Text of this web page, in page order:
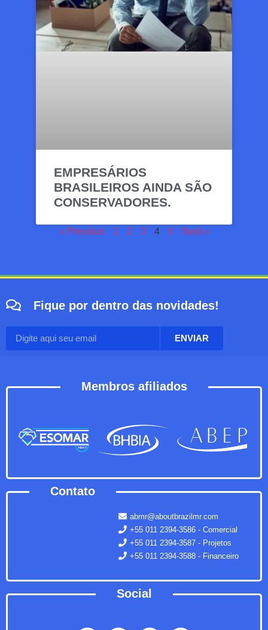
EMPRESÁRIOS
BRASILEIROS AINDA SÃO
CONSERVADORES.
« Previous 1 2 3 4 5 Next »
Fique por dentro das novidades!
ENVIAR
Membros afiliados
Contato
abmr@aboutbrazilmr.com
+55 011 2394-3586 - Comercial
+55 011 2394-3587 - Projetos
+55 011 2394-3588 - Financeiro
Social